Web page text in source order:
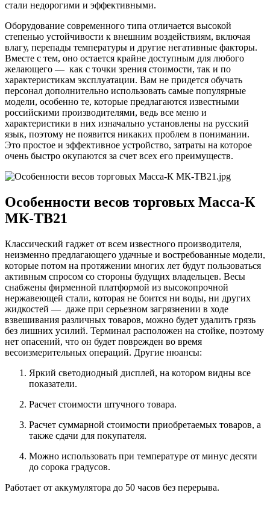
стали недорогими и эффективными.
Оборудование современного типа отличается высокой
степенью устойчивости к внешним воздействиям, включая
влагу, перепады температуры и другие негативные факторы.
Вместе с тем, оно остается крайне доступным для любого
желающего — как с точки зрения стоимости, так и по
характеристикам эксплуатации. Вам не придется обучать
персонал дополнительно использовать самые популярные
модели, особенно те, которые предлагаются известными
российскими производителями, ведь все меню и
характеристики в них изначально установлены на русский
язык, поэтому не появится никаких проблем в понимании.
Это простое и эффективное устройство, затраты на которое
очень быстро окупаются за счет всех его преимуществ.
Особенности весов торговых Масса-К
МК-ТВ21
Классический гаджет от всем известного производителя,
неизменно предлагающего удачные и востребованные модели,
которые потом на протяжении многих лет будут пользоваться
активным спросом со стороны будущих владельцев. Весы
снабжены фирменной платформой из высокопрочной
нержавеющей стали, которая не боится ни воды, ни других
жидкостей — даже при серьезном загрязнении в ходе
взвешивания различных товаров, можно будет удалить грязь
без лишних усилий. Терминал расположен на стойке, поэтому
нет опасений, что он будет поврежден во время
весоизмерительных операций. Другие нюансы:
Яркий светодиодный дисплей, на котором видны все
показатели.
Расчет стоимости штучного товара.
Расчет суммарной стоимости приобретаемых товаров, а
также сдачи для покупателя.
Можно использовать при температуре от минус десяти
до сорока градусов.
Работает от аккумулятора до 50 часов без перерыва.